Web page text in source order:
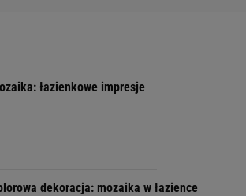
łazienkowe impresje
dekoracja: mozaika w łazience